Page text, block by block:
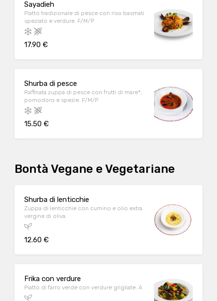
Sayadieh
Piatto tradizionale di pesce con riso basmati
speziato e verdure. F/M/P
17.90 €
Shurba di pesce
Raffinata zuppa di pesce con frutti di mare*,
pomodoro e spezie. F/M/P
15.50 €
Bontà Vegane e Vegetariane
Shurba di lenticchie
Zuppa di lenticchie con cumino e olio extra
vergine di oliva.
12.60 €
Frika con verdure
Piatto di farro verde con verdure grigliate. A